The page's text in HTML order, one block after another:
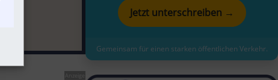
Jetzt unterschreiben →
Gemeinsam für einen starken öffentlichen Verkehr.
Anzeige